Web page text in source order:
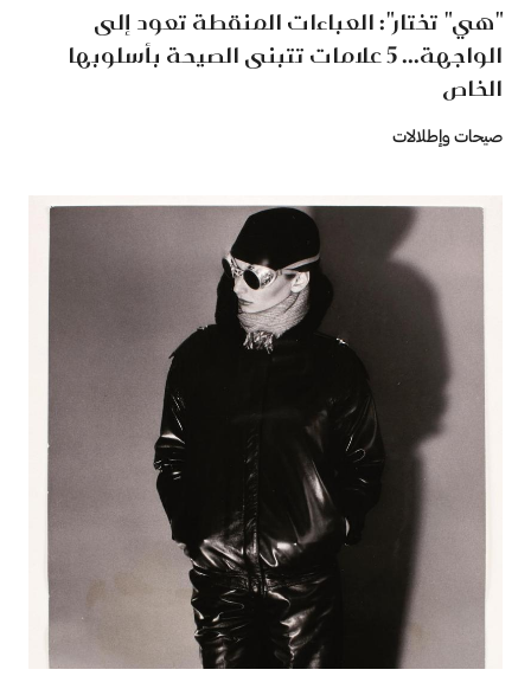
"هي" تختار": العباءات المنقطة تعود إلى
الواجهة... 5 علامات تتبنى الصيحة بأسلوبها
الخاص
صيحات وإطلالات